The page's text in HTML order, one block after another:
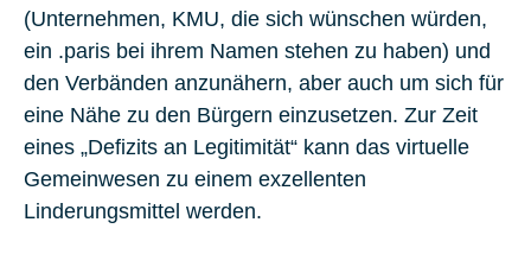
(Unternehmen, KMU, die sich wünschen würden,
ein .paris bei ihrem Namen stehen zu haben) und
den Verbänden anzunähern, aber auch um sich für
eine Nähe zu den Bürgern einzusetzen. Zur Zeit
eines „Defizits an Legitimität“ kann das virtuelle
Gemeinwesen zu einem exzellenten
Linderungsmittel werden.